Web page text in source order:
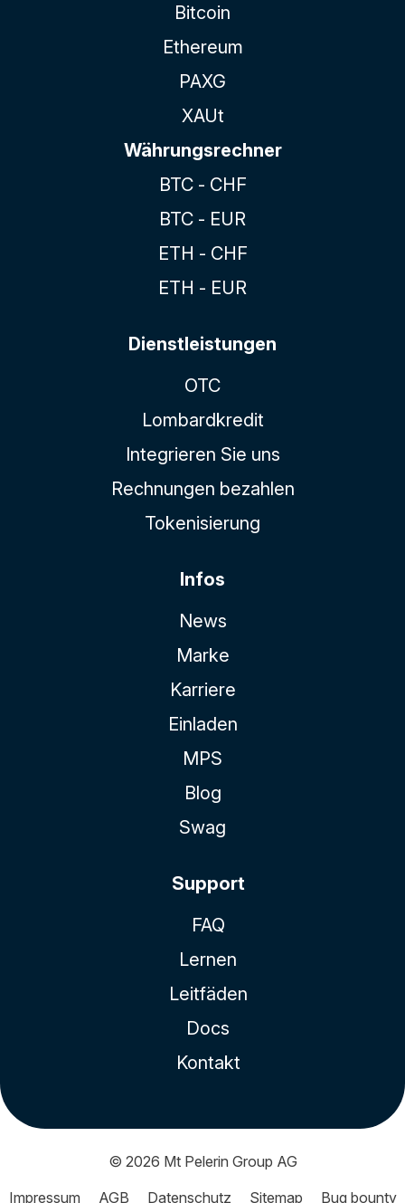
Bitcoin
Ethereum
PAXG
XAUt
Währungsrechner
BTC - CHF
BTC - EUR
ETH - CHF
ETH - EUR
Dienstleistungen
OTC
Lombardkredit
Integrieren Sie uns
Rechnungen bezahlen
Tokenisierung
Infos
News
Marke
Karriere
Einladen
MPS
Blog
Swag
Support
FAQ
Lernen
Leitfäden
Docs
Kontakt
© 2026 Mt Pelerin Group AG
Impressum
AGB Datenschutz Sitemap Bug bounty